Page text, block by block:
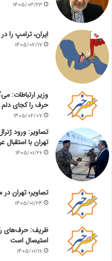
1405/03/23
ایران، ترامپ را
1405/02/17
وزیر ارتباطات:
حرف را کجای دلم
1405/02/07
تصاویر: ورود
تهران با استقبال
1405/01/26
تصاویر؛ تهران
1405/01/24
ظریف: حرف‌های
استیصال است
1405/01/16